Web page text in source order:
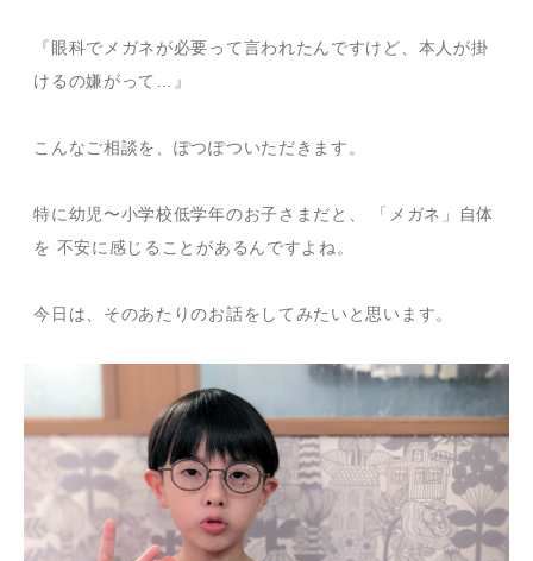
『眼科でメガネが必要って言われたんですけど、本人が掛
けるの嫌がって…』
こんなご相談を、ぽつぽついただきます。
特に幼児〜小学校低学年のお子さまだと、 「メガネ」自体
を 不安に感じることがあるんですよね。
今日は、そのあたりのお話をしてみたいと思います。